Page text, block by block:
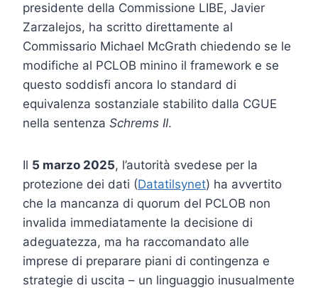
presidente della Commissione LIBE, Javier
Zarzalejos, ha scritto direttamente al
Commissario Michael McGrath chiedendo se le
modifiche al PCLOB minino il framework e se
questo soddisfi ancora lo standard di
equivalenza sostanziale stabilito dalla CGUE
nella sentenza Schrems II.
Il 5 marzo 2025, l’autorità svedese per la
protezione dei dati (Datatilsynet) ha avvertito
che la mancanza di quorum del PCLOB non
invalida immediatamente la decisione di
adeguatezza, ma ha raccomandato alle
imprese di preparare piani di contingenza e
strategie di uscita – un linguaggio inusualmente